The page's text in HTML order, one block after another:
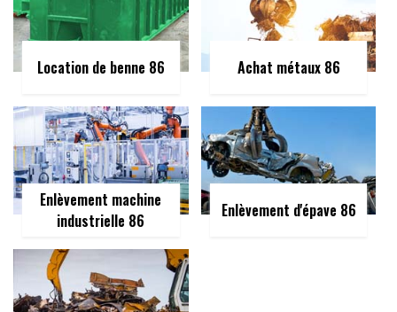
Location de benne 86 Achat métaux 86
Enlèvement machine
industrielle 86
Enlèvement d'épave 86